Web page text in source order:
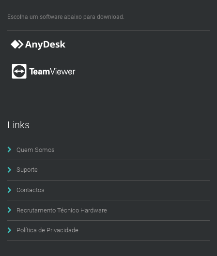
Escolha um software abaixo para download.
Links
Quem Somos
Suporte
Contactos
Recrutamento Técnico Hardware
Política de Privacidade